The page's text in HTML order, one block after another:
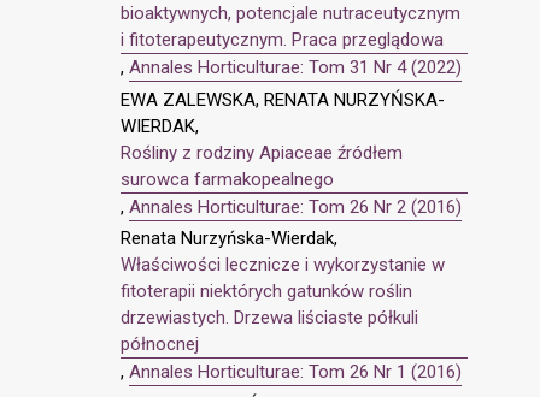
bioaktywnych, potencjale nutraceutycznym
i fitoterapeutycznym. Praca przeglądowa
, Annales Horticulturae: Tom 31 Nr 4 (2022)
EWA ZALEWSKA, RENATA NURZYŃSKA-
WIERDAK,
Rośliny z rodziny Apiaceae źródłem
surowca farmakopealnego
, Annales Horticulturae: Tom 26 Nr 2 (2016)
Renata Nurzyńska-Wierdak,
Właściwości lecznicze i wykorzystanie w
fitoterapii niektórych gatunków roślin
drzewiastych. Drzewa liściaste półkuli
północnej
, Annales Horticulturae: Tom 26 Nr 1 (2016)